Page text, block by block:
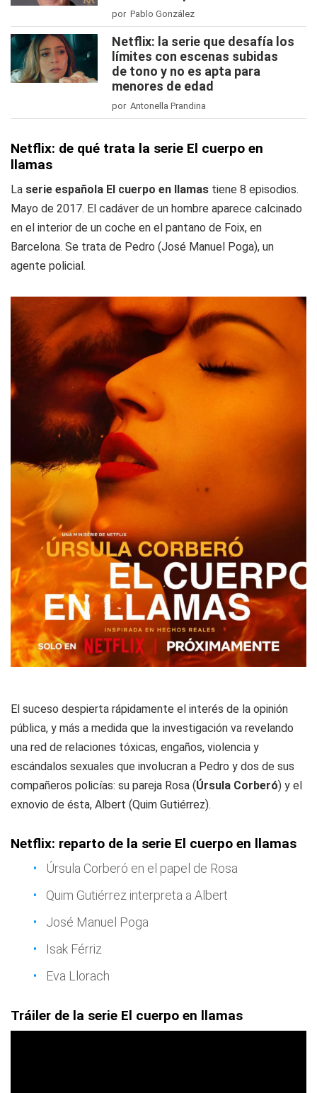
por Pablo González
Netflix: la serie que desafía los
límites con escenas subidas
de tono y no es apta para
menores de edad
por Antonella Prandina
Netflix: de qué trata la serie El cuerpo en
llamas
La serie española El cuerpo en llamas tiene 8 episodios.
Mayo de 2017. El cadáver de un hombre aparece calcinado
en el interior de un coche en el pantano de Foix, en
Barcelona. Se trata de Pedro (José Manuel Poga), un
agente policial.
El suceso despierta rápidamente el interés de la opinión
pública, y más a medida que la investigación va revelando
una red de relaciones tóxicas, engaños, violencia y
escándalos sexuales que involucran a Pedro y dos de sus
compañeros policías: su pareja Rosa (Úrsula Corberó) y el
exnovio de ésta, Albert (Quim Gutiérrez).
Netflix: reparto de la serie El cuerpo en llamas
Úrsula Corberó en el papel de Rosa
Quim Gutiérrez interpreta a Albert
José Manuel Poga
Isak Férriz
Eva Llorach
Tráiler de la serie El cuerpo en llamas